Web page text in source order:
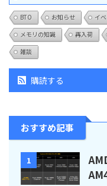
BTO お知らせ イ
メモリの知識
再入荷
雑談
購読する
おすすめ記事
1